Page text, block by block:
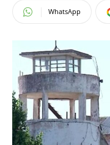
WhatsApp